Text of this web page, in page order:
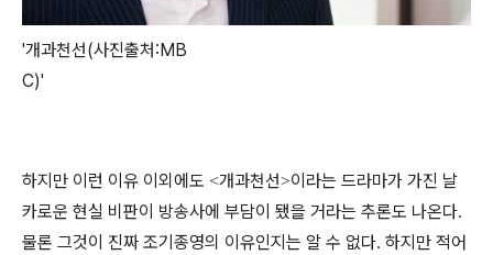
'개과천선(사진출처:MB
C)'
하지만 이런 이유 이외에도 <개과천선>이라는 드라마가 가진 날
카로운 현실 비판이 방송사에 부담이 됐을 거라는 추론도 나온다.
물론 그것이 진짜 조기종영의 이유인지는 알 수 없다. 하지만 적어